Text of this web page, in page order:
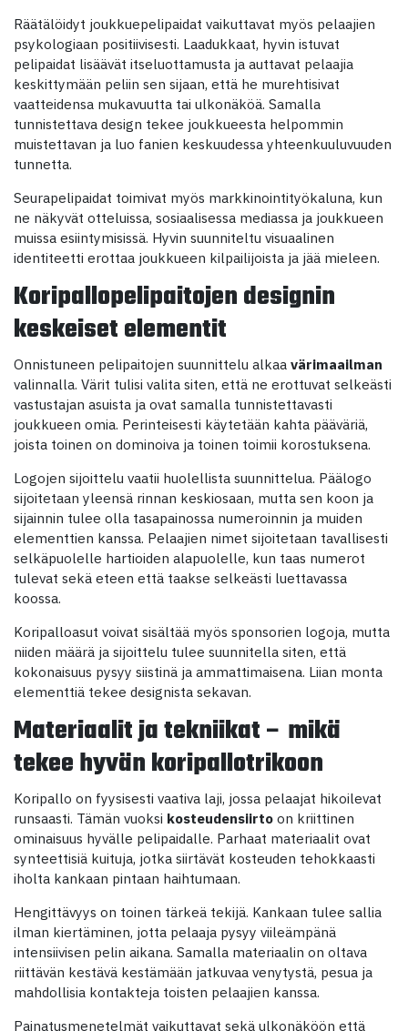
Räätälöidyt joukkuepelipaidat vaikuttavat myös pelaajien
psykologiaan positiivisesti. Laadukkaat, hyvin istuvat
pelipaidat lisäävät itseluottamusta ja auttavat pelaajia
keskittymään peliin sen sijaan, että he murehtisivat
vaatteidensa mukavuutta tai ulkonäköä. Samalla
tunnistettava design tekee joukkueesta helpommin
muistettavan ja luo fanien keskuudessa yhteenkuuluvuuden
tunnetta.
Seurapelipaidat toimivat myös markkinointityökaluna, kun
ne näkyvät otteluissa, sosiaalisessa mediassa ja joukkueen
muissa esiintymisissä. Hyvin suunniteltu visuaalinen
identiteetti erottaa joukkueen kilpailijoista ja jää mieleen.
Koripallopelipaitojen designin
keskeiset elementit
Onnistuneen pelipaitojen suunnittelu alkaa värimaailman
valinnalla. Värit tulisi valita siten, että ne erottuvat selkeästi
vastustajan asuista ja ovat samalla tunnistettavasti
joukkueen omia. Perinteisesti käytetään kahta pääväriä,
joista toinen on dominoiva ja toinen toimii korostuksena.
Logojen sijoittelu vaatii huolellista suunnittelua. Päälogo
sijoitetaan yleensä rinnan keskiosaan, mutta sen koon ja
sijainnin tulee olla tasapainossa numeroinnin ja muiden
elementtien kanssa. Pelaajien nimet sijoitetaan tavallisesti
selkäpuolelle hartioiden alapuolelle, kun taas numerot
tulevat sekä eteen että taakse selkeästi luettavassa
koossa.
Koripalloasut voivat sisältää myös sponsorien logoja, mutta
niiden määrä ja sijoittelu tulee suunnitella siten, että
kokonaisuus pysyy siistinä ja ammattimaisena. Liian monta
elementtiä tekee designista sekavan.
Materiaalit ja tekniikat – mikä
tekee hyvän koripallotrikoon
Koripallo on fyysisesti vaativa laji, jossa pelaajat hikoilevat
runsaasti. Tämän vuoksi kosteudensiirto on kriittinen
ominaisuus hyvälle pelipaidalle. Parhaat materiaalit ovat
synteettisiä kuituja, jotka siirtävät kosteuden tehokkaasti
iholta kankaan pintaan haihtumaan.
Hengittävyys on toinen tärkeä tekijä. Kankaan tulee sallia
ilman kiertäminen, jotta pelaaja pysyy viileämpänä
intensiivisen pelin aikana. Samalla materiaalin on oltava
riittävän kestävä kestämään jatkuvaa venytystä, pesua ja
mahdollisia kontakteja toisten pelaajien kanssa.
Painatusmenetelmät vaikuttavat sekä ulkonäköön että